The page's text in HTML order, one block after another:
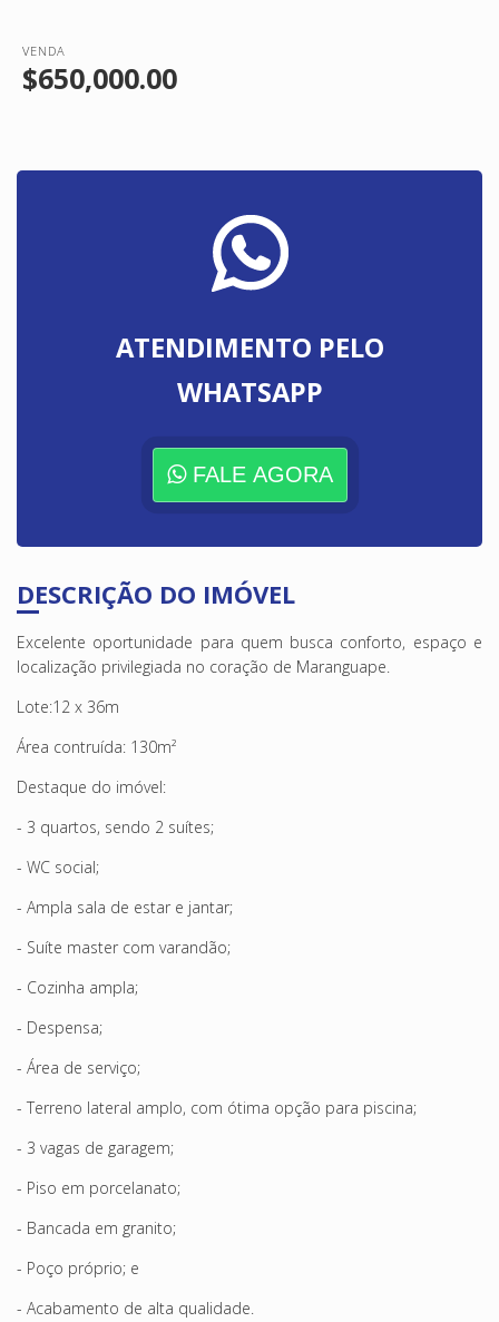
VENDA
$650,000.00
ATENDIMENTO PELO
WHATSAPP
FALE AGORA
DESCRIÇÃO DO IMÓVEL
Excelente oportunidade para quem busca conforto, espaço e
localização privilegiada no coração de Maranguape.
Lote:12 x 36m
Área contruída: 130m²
Destaque do imóvel:
- 3 quartos, sendo 2 suítes;
- WC social;
- Ampla sala de estar e jantar;
- Suíte master com varandão;
- Cozinha ampla;
- Despensa;
- Área de serviço;
- Terreno lateral amplo, com ótima opção para piscina;
- 3 vagas de garagem;
- Piso em porcelanato;
- Bancada em granito;
- Poço próprio; e
- Acabamento de alta qualidade.